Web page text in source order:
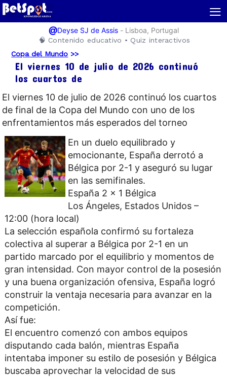
≡
@Deyse SJ de Assis- Lisboa, Portugal
🧠 Contenido educativo • Quiz interactivos
Copa del Mundo >>
El viernes 10 de julio de 2026 continuó
los cuartos de
El viernes 10 de julio de 2026 continuó los cuartos
de final de la Copa del Mundo con uno de los
enfrentamientos más esperados del torneo
En un duelo equilibrado y
emocionante, España derrotó a
Bélgica por 2-1 y aseguró su lugar
en las semifinales.
España 2 x 1 Bélgica
Los Ángeles, Estados Unidos –
12:00 (hora local)
La selección española confirmó su fortaleza
colectiva al superar a Bélgica por 2-1 en un
partido marcado por el equilibrio y momentos de
gran intensidad. Con mayor control de la posesión
y una buena organización ofensiva, España logró
construir la ventaja necesaria para avanzar en la
competición.
Así fue:
El encuentro comenzó con ambos equipos
disputando cada balón, mientras España
intentaba imponer su estilo de posesión y Bélgica
buscaba aprovechar la velocidad de sus